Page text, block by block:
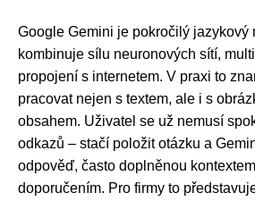
Google Gemini je pokročilý jazykový
kombinuje sílu neuronových sítí,
propojení s internetem. V praxi to
pracovat nejen s textem, ale i s
obsahem. Uživatel se už nemusí
odkazů – stačí položit otázku a
odpověď, často doplněnou
doporučením. Pro firmy to